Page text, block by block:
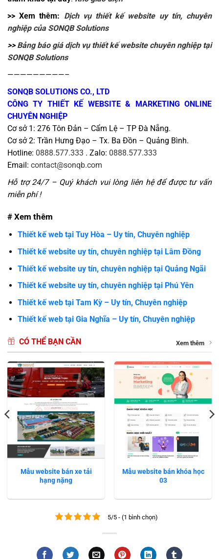
>> Xem thêm: Dịch vụ thiết kế website uy tín, chuyên
nghiệp của SONQB Solutions
>> Bảng báo giá dịch vụ thiết kế website chuyên nghiệp tại
SONQB Solutions
—————————–
SONQB SOLUTIONS CO., LTD
CÔNG TY THIẾT KẾ WEBSITE & MARKETING ONLINE
CHUYÊN NGHIỆP
Cơ sở 1: 276 Tôn Đản – Cẩm Lệ – TP Đà Nẵng.
Cơ sở 2: Trần Hưng Đạo – Tx. Ba Đồn – Quảng Bình.
Hotline: 0888.577.333 . Zalo: 0888.577.333
Email: contact@sonqb.com
Hỗ trợ 24/7 – Quý khách vui lòng liên hệ để được tư vấn
miễn phí !
# Xem thêm
Thiết kế web tại Tuy Hòa – Uy tín, Chuyên nghiệp
Thiết kế website uy tín, chuyên nghiệp tại Lâm Đồng
Thiết kế website uy tín, chuyên nghiệp tại Quảng Ngãi
Thiết kế website uy tín, chuyên nghiệp tại Phú Yên
Thiết kế web tại Tam Kỳ – Uy tín, Chuyên nghiệp
Thiết kế web tại Gia Nghĩa – Uy tín, Chuyên nghiệp
CÓ THỂ BẠN CẦN Xem thêm
Mẫu website bán xe tải
hạng nặng
Mẫu website bán khóa học
03
5/5 - (1 bình chọn)